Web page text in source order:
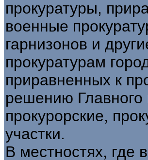
прокуратуры,
военные
гарнизонов и
прокуратурам
приравненных к
решению Главного
прокурорские,
участки.
В местностях, где